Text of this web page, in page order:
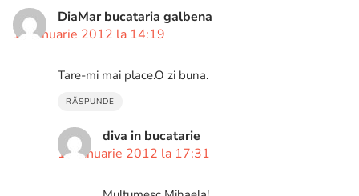
DiaMar bucataria galbena
16 ianuarie 2012 la 14:19
Tare-mi mai place.O zi buna.
RĂSPUNDE
diva in bucatarie
16 ianuarie 2012 la 17:31